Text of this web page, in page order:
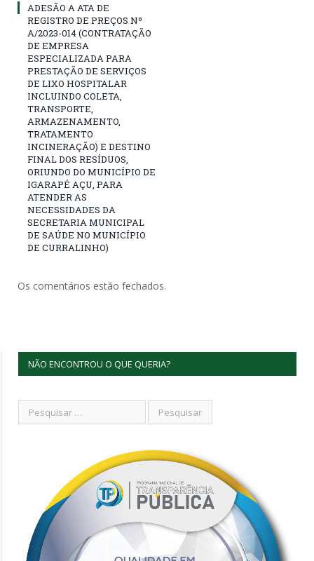
ADESÃO A ATA DE
REGISTRO DE PREÇOS Nº
A/2023-014 (CONTRATAÇÃO
DE EMPRESA
ESPECIALIZADA PARA
PRESTAÇÃO DE SERVIÇOS
DE LIXO HOSPITALAR
INCLUINDO COLETA,
TRANSPORTE,
ARMAZENAMENTO,
TRATAMENTO
INCINERAÇÃO) E DESTINO
FINAL DOS RESÍDUOS,
ORIUNDO DO MUNICÍPIO DE
IGARAPÉ AÇU, PARA
ATENDER AS
NECESSIDADES DA
SECRETARIA MUNICIPAL
DE SAÚDE NO MUNICÍPIO
DE CURRALINHO)
Os comentários estão fechados.
NÃO ENCONTROU O QUE QUERIA?